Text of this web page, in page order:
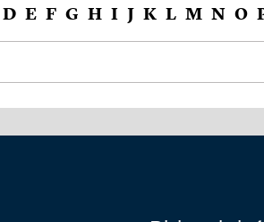
D E F G H I J K L M N O